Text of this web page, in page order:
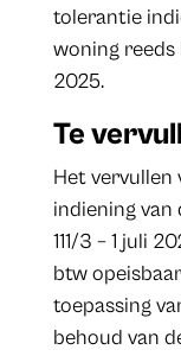
tolerantie
woning reeds
2025.
Te
Het vervullen
indiening van
111/3 – 1 juli
btw
toepassing
behoud van